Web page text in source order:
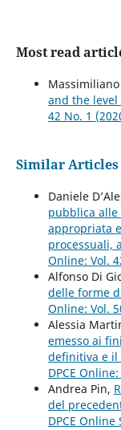
Most read
and the
42 No. 1
Similar Articles
Daniele
pubblica
appropriata
processuali,
Online: Vol.
Alfonso Di
delle forme
Online: Vol.
Alessia
emesso ai
definitiva e
DPCE
Andrea Pin,
del
DPCE Online